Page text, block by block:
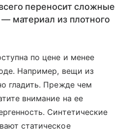
переносит сложные
— материал из плотного
по цене и менее
Например, вещи из
гладить. Прежде чем
внимание на ее
Синтетические
статическое